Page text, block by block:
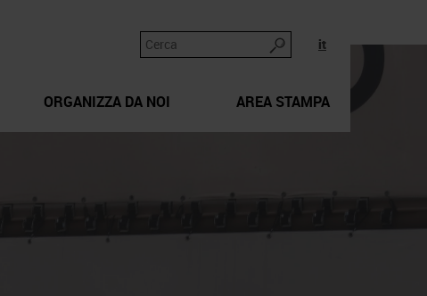
it
ORGANIZZA DA NOI AREA STAMPA